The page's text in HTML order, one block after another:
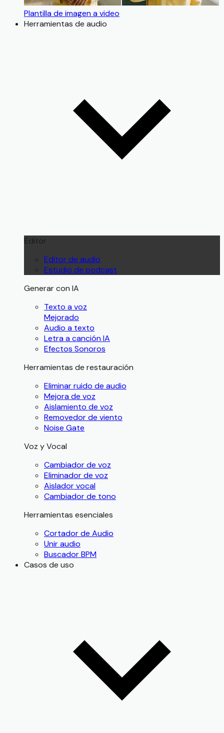
Plantilla de imagen a video
Herramientas de audio
Editor
Editor de audio
Estudio de podcast
Generar con IA
Texto a voz
Mejorado
Audio a texto
Letra a canción IA
Efectos Sonoros
Herramientas de restauración
Eliminar ruido de audio
Mejora de voz
Aislamiento de voz
Removedor de viento
Noise Gate
Voz y Vocal
Cambiador de voz
Eliminador de voz
Aislador vocal
Cambiador de tono
Herramientas esenciales
Cortador de Audio
Unir audio
Buscador BPM
Casos de uso